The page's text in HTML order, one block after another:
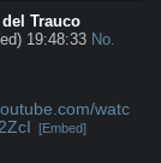
Trauco
19:48:33 No.
watc
[Embed]